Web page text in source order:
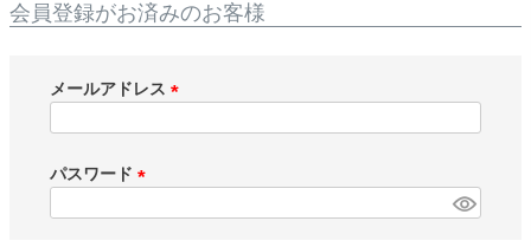
会員登録がお済みのお客様
メールアドレス
)
パスワード